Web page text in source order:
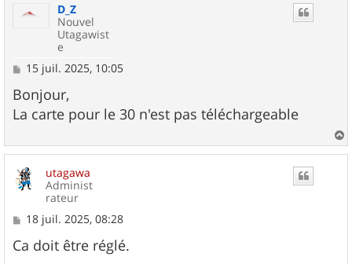
D_Z
Nouvel
Utagawist
e
M
s
s
a
e
15 juil. 2025, 10:05
Bonjour,
La carte pour le 30 n'est pas téléchargeable
a
utagawa
Administ
rateur
M
s
s
18 juil. 2025, 08:28
Ca doit être réglé.